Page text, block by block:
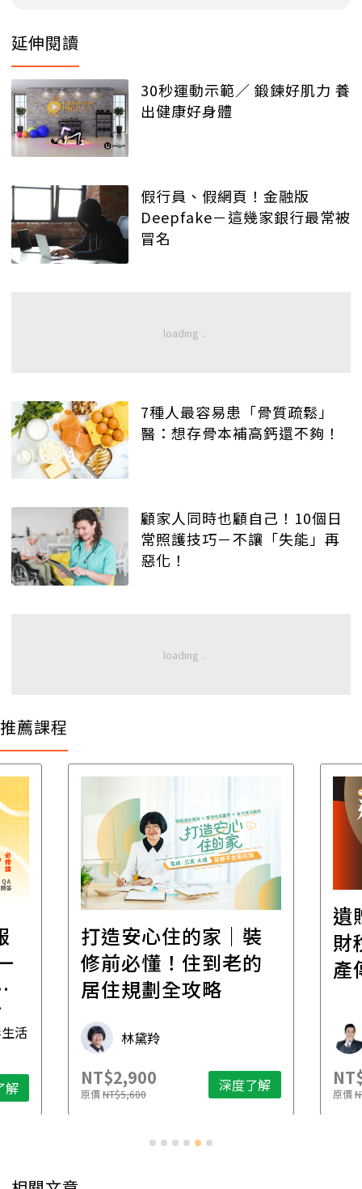
延伸閱讀
30秒運動示範／ 鍛鍊好肌力 養
出健康好身體
假行員、假網頁！金融版
Deepfake－這幾家銀行最常被
冒名
7種人最容易患「骨質疏鬆」
醫：想存骨本補高鈣還不夠！
顧家人同時也顧自己！10個日
常照護技巧－不讓「失能」再
惡化！
推薦課程
活
解
打造安心住的家｜裝
修前必懂！住到老的
居住規劃全攻略
林黛羚
NT$2,900
原價NT$5,600 深度了解
遺
財
產
原價